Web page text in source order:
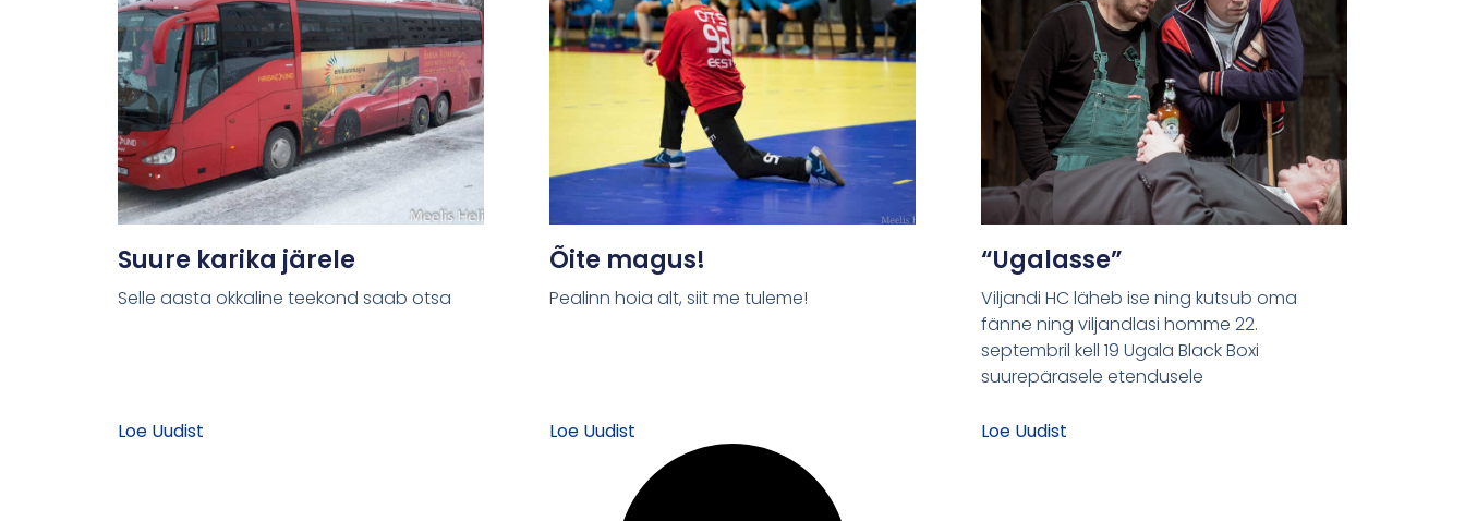
Suure karika järele
Selle aasta okkaline teekond saab otsa
Loe Uudist
Õite magus!
Pealinn hoia alt, siit me tuleme!
Loe Uudist
“Ugalasse”
Viljandi HC läheb ise ning kutsub oma
fänne ning viljandlasi homme 22.
septembril kell 19 Ugala Black Boxi
suurepärasele etendusele
Loe Uudist